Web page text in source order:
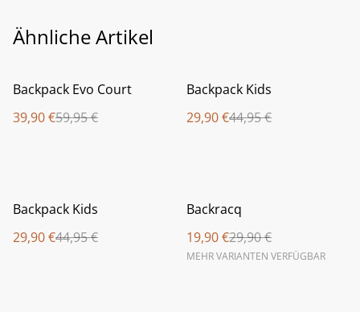
Ähnliche Artikel
%
Backpack Evo Court
39,90 €59,95 €
%
Backpack Kids
29,90 €44,95 €
%
Backpack Kids
29,90 €44,95 €
%
Backracq
19,90 €29,90 €
MEHR VARIANTEN VERFÜGBAR